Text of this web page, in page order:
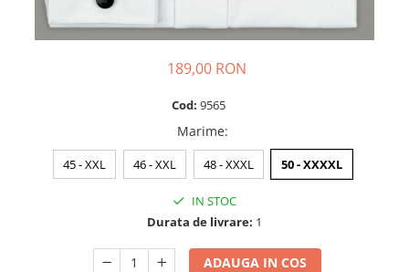
189,00 RON
Cod: 9565
Marime:
45 - XXL 46 - XXL 48 - XXXL 50 - XXXXL
IN STOC
Durata de livrare: 1
ADAUGA IN COS